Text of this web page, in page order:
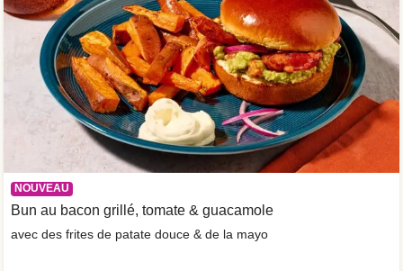
NOUVEAU
Bun au bacon grillé, tomate & guacamole
avec des frites de patate douce & de la mayo